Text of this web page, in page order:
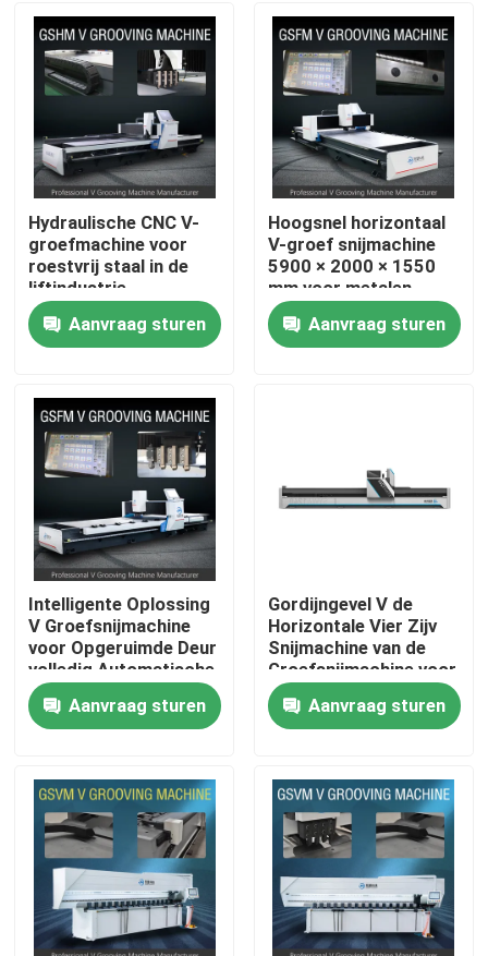
Thuis
Contacten
Producten
Video's
Hoge snelheid V het Groeven Machine
Automatisch V die Machine groeven
Bladmetaal die Machine groeven
V Groover-Machine
Hydraulische CNC V-
groefmachine voor
roestvrij staal in de
liftindustrie
Aanvraag sturen
Hoogsnel horizontaal
V-groef snijmachine
5900 × 2000 × 1550
mm voor metalen
panelen
Aanvraag sturen
Intelligente Oplossing
V Groefsnijmachine
voor Opgeruimde Deur
volledig Automatische
Vier
Aanvraag sturen
Gordijngevel V de
Horizontale Vier Zijv
Snijmachine van de
Groefsnijmachine voor
Dozen
Aanvraag sturen